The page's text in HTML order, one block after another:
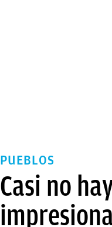
PUEBLOS
Casi no